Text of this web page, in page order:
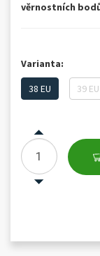
věrnostních
Varianta:
38 EU
39 EU